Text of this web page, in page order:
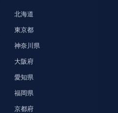
北海道
東京都
神奈川県
大阪府
愛知県
福岡県
京都府